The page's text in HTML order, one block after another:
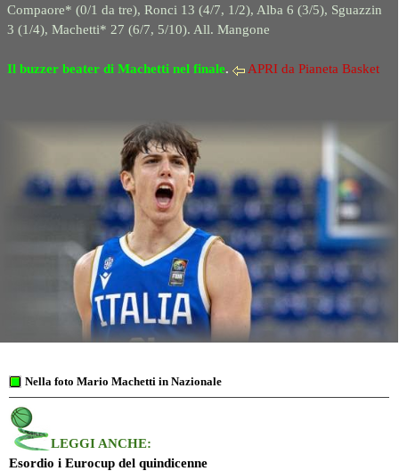
Compaore* (0/1 da tre), Ronci 13 (4/7, 1/2), Alba 6 (3/5), Sguazzin
3 (1/4), Machetti* 27 (6/7, 5/10). All. Mangone
Il buzzer beater di Machetti nel finale. APRI da Pianeta Basket
Nella foto Mario Machetti in Nazionale
LEGGI ANCHE:
Esordio i Eurocup del quindicenne